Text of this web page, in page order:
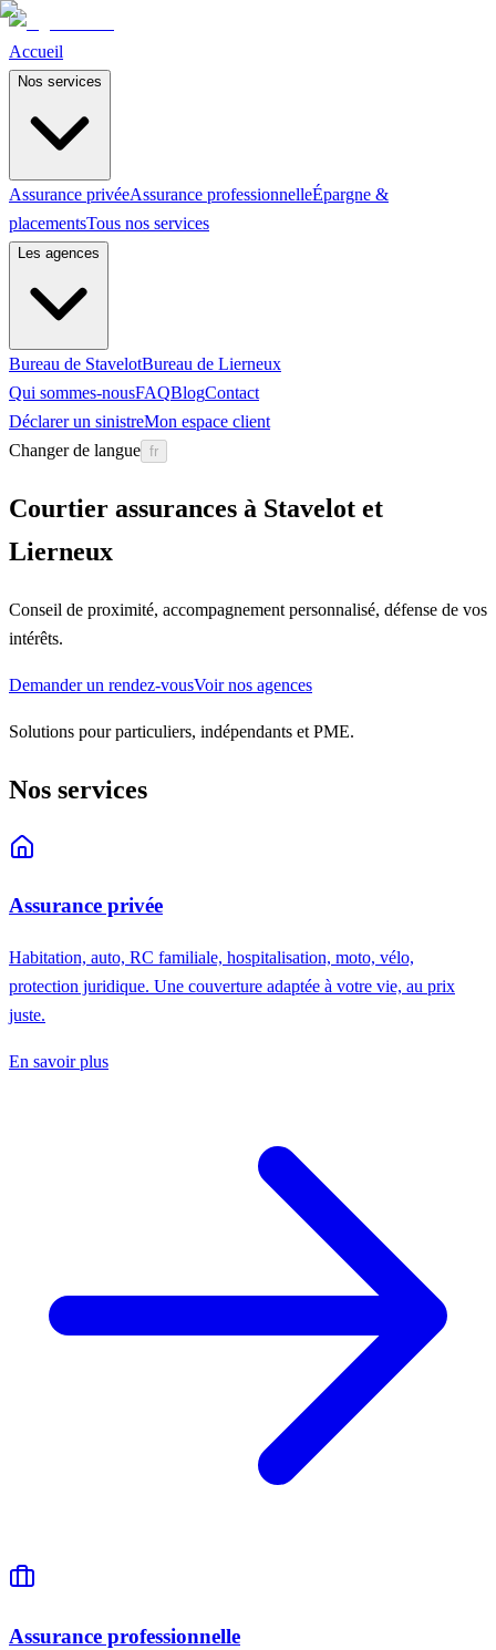
Accueil
Nos services
Assurance privéeAssurance professionnelleÉpargne &
placementsTous nos services
Les agences
Bureau de StavelotBureau de Lierneux
Qui sommes-nousFAQBlogContact
Déclarer un sinistreMon espace client
Changer de langue fr
Courtier assurances à Stavelot et
Lierneux
Conseil de proximité, accompagnement personnalisé, défense de vos
intérêts.
Demander un rendez-vousVoir nos agences
Solutions pour particuliers, indépendants et PME.
Nos services
Assurance privée
Habitation, auto, RC familiale, hospitalisation, moto, vélo,
protection juridique. Une couverture adaptée à votre vie, au prix
juste.
En savoir plus
Assurance professionnelle